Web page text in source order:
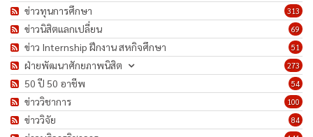
313
ข่าวทุนการศึกษา
69
ข่าวนิสิตแลกเปลี่ยน
51
ข่าว Internship ฝึกงาน สหกิจศึกษา
273
ฝ่ายพัฒนาศักยภาพนิสิต
54
50 ปี 50 อาชีพ
100
ข่าววิชาการ
84
ข่าววิจัย